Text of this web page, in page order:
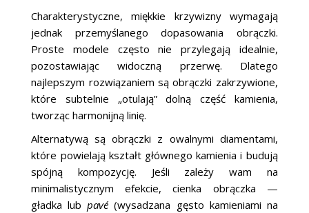
Charakterystyczne, miękkie krzywizny wymagają
jednak przemyślanego dopasowania obrączki.
Proste modele często nie przylegają idealnie,
pozostawiając widoczną przerwę. Dlatego
najlepszym rozwiązaniem są obrączki zakrzywione,
które subtelnie „otulają” dolną część kamienia,
tworząc harmonijną linię.
Alternatywą są obrączki z owalnymi diamentami,
które powielają kształt głównego kamienia i budują
spójną kompozycję. Jeśli zależy wam na
minimalistycznym efekcie, cienka obrączka —
gładka lubpavé (wysadzana gęsto kamieniami na